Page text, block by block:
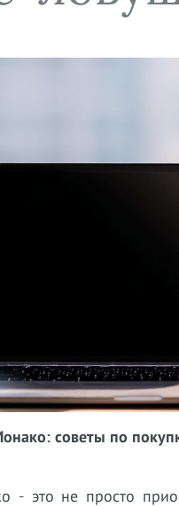
советы по
- это не просто